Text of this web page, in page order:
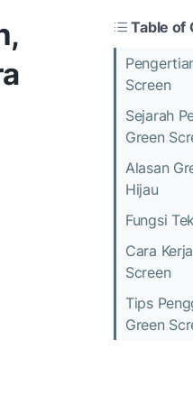
Table of
Screen
Sejarah
Green
Alasan
Hijau
Fungsi
Cara
Screen
Tips
Green